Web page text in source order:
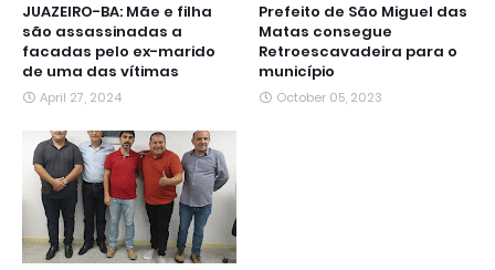
JUAZEIRO-BA: Mãe e filha
são assassinadas a
facadas pelo ex-marido
de uma das vítimas
April 27, 2024
Prefeito de São Miguel das
Matas consegue
Retroescavadeira para o
município
October 05, 2023